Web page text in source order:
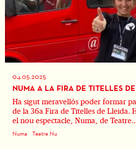
04.05.2025
NUMA A LA FIRA DE TITELLES
Ha sigut meravellós poder formar
de la 36a Fira de Titelles de Lleida.
el nou espectacle, Numa, de
Numa Teatre Nu